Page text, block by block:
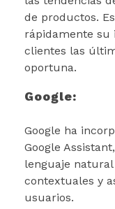
de productos.
rápidamente su
clientes las
oportuna.
Google:
Google ha
Google
lenguaje
contextuales y
usuarios.